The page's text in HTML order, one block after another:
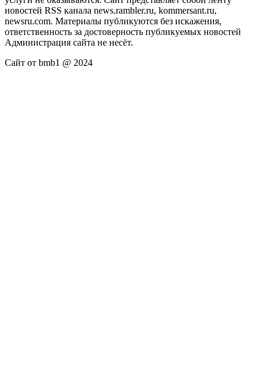
новостей RSS канала news.rambler.ru, kommersant.ru,
newsru.com. Материалы публикуются без искажения,
ответственность за достоверность публикуемых новостей
Администрация сайта не несёт.
Сайт от bmb1 @ 2024